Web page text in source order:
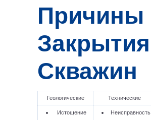
Причины
Закрытия
Скважин
Геологические Технические
Истощение
Неисправность